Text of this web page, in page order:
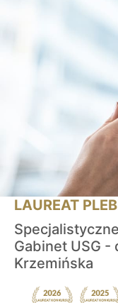
LAUREAT
Gabinet USG -
Krzemińska